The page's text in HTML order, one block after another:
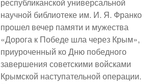
научной библиотеке им. И. Я. Франко
прошел вечер памяти и мужества
«Дорога к Победе шла через Крым»,
приуроченный ко Дню победного
завершения советскими войсками
Крымской наступательной операции.